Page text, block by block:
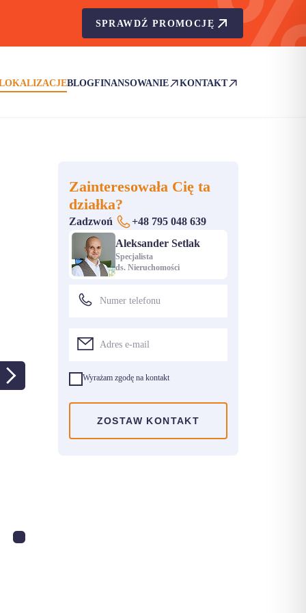
SPRAWDŹ PROMOCJĘ
BLOGFINANSOWANIE
(OTWIERA SIĘ W NOWEJ KARCIE)
KONTAKT
(OTWIERA SIĘ W NOWEJ
Zainteresowała Cię ta
działka?
Zadzwoń
+48 795 048 639
Aleksander Setlak
Specjalista
ds. Nieruchomości
Wyrażam zgodę na kontakt